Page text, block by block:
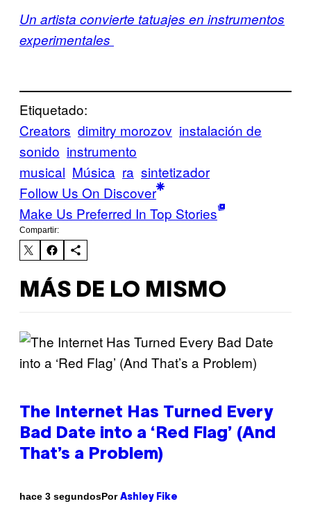
Un artista convierte tatuajes en instrumentos
experimentales
Etiquetado:
Creators dimitry morozov instalación de
sonido instrumento
musical Música ra sintetizador
Follow Us On Discover
Make Us Preferred In Top Stories
Compartir:
MÁS DE LO MISMO
The Internet Has Turned Every
Bad Date into a ‘Red Flag’ (And
That’s a Problem)
hace 3 segundosPor Ashley Fike